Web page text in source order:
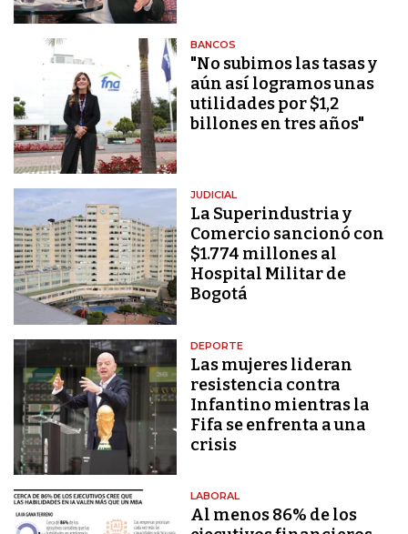
BANCOS
"No subimos las tasas y
aún así logramos unas
utilidades por $1,2
billones en tres años"
JUDICIAL
La Superindustria y
Comercio sancionó con
$1.774 millones al
Hospital Militar de
Bogotá
DEPORTE
Las mujeres lideran
resistencia contra
Infantino mientras la
Fifa se enfrenta a una
crisis
LABORAL
Al menos 86% de los